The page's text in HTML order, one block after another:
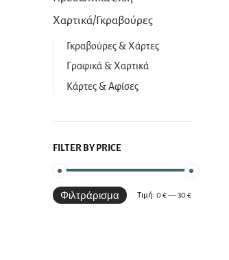
Χαρτικά/Γκραβούρες
Γκραβούρες & Χάρτες
Γραφικά & Χαρτικά
Κάρτες & Αφίσες
FILTER BY PRICE
Φιλτράρισμα Τιμή:0 €—30 €